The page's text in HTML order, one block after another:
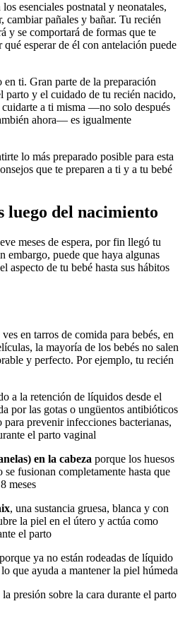
esenciales postnatal y neonatales,
pañales y bañar. Tu recién
y se comportará de formas que te
qué esperar de él con antelación puede
ti. Gran parte de la preparación
parto y el cuidado de tu recién nacido,
cuidarte a ti misma —no solo después
ahora— es igualmente
lo más preparado posible para esta
que te preparen a ti y a tu bebé
luego del nacimiento
meses de espera, por fin llegó tu
embargo, puede que haya algunas
aspecto de tu bebé hasta sus hábitos
en tarros de comida para bebés, en
la mayoría de los bebés no salen
y perfecto. Por ejemplo, tu recién
a la retención de líquidos desde el
por las gotas o ungüentos antibióticos
para prevenir infecciones bacterianas,
el parto vaginal
en la cabeza porque los huesos
se fusionan completamente hasta que
meses
, una sustancia gruesa, blanca y con
la piel en el útero y actúa como
el parto
porque ya no están rodeadas de líquido
que ayuda a mantener la piel húmeda
presión sobre la cara durante el parto